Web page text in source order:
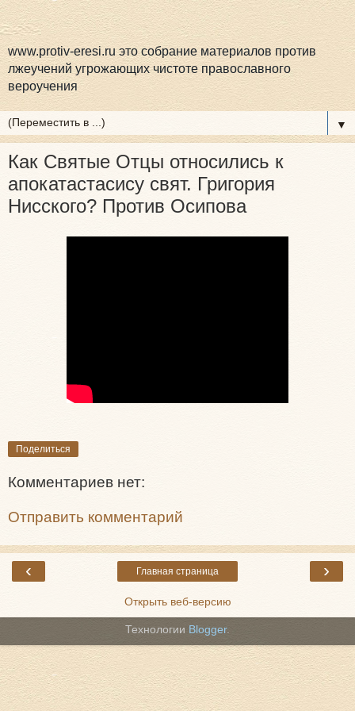
www.protiv-eresi.ru это собрание материалов против
лжеучений угрожающих чистоте православного
вероучения
▼
Как Святые Отцы относились к
апокатастасису свят. Григория
Нисского? Против Осипова
Поделиться
Комментариев нет:
Отправить комментарий
‹ ›
Главная страница
Открыть веб-версию
Технологии Blogger.